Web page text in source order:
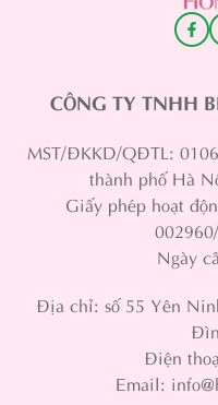
CÔNG TY TNHH
MST/ĐKKD/QĐTL:
thành phố Hà
Giấy phép hoạt
Ngày
Địa chỉ: số 55 Yên
Điện
Email: